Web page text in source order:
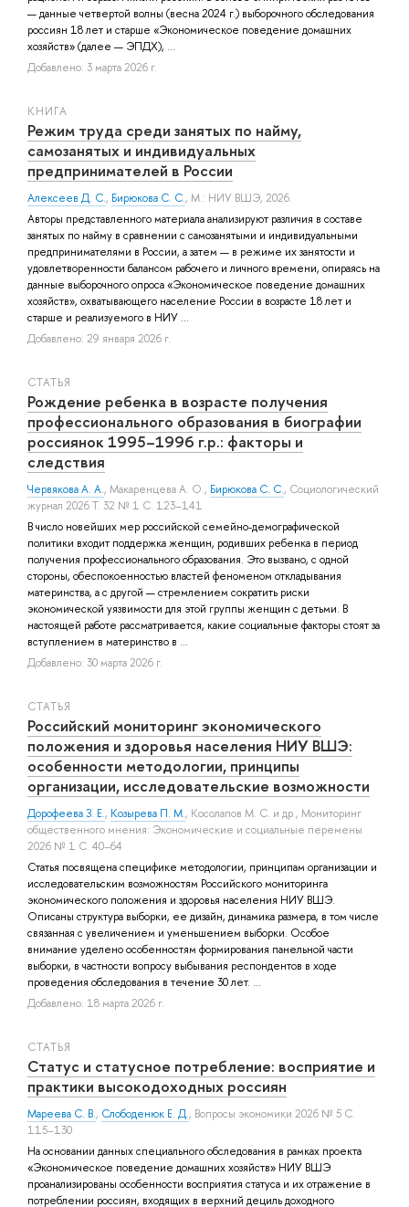
— данные четвертой волны (весна 2024 г.) выборочного обследования
россиян 18 лет и старше «Экономическое поведение домашних
хозяйств» (далее — ЭПДХ), ...
Добавлено: 3 марта 2026 г.
КНИГА
Режим труда среди занятых по найму,
самозанятых и индивидуальных
предпринимателей в России
Алексеев Д. С., Бирюкова С. С., М.: НИУ ВШЭ, 2026.
Авторы представленного материала анализируют различия в составе
занятых по найму в сравнении с самозанятыми и индивидуальными
предпринимателями в России, а затем — в режиме их занятости и
удовлетворенности балансом рабочего и личного времени, опираясь на
данные выборочного опроса «Экономическое поведение домашних
хозяйств», охватывающего население России в возрасте 18 лет и
старше и реализуемого в НИУ ...
Добавлено: 29 января 2026 г.
СТАТЬЯ
Рождение ребенка в возрасте получения
профессионального образования в биографии
россиянок 1995–1996 г.р.: факторы и
следствия
Червякова А. А., Макаренцева А. О., Бирюкова С. С., Социологический
журнал 2026 Т. 32 № 1 С. 123–141
В число новейших мер российской семейно-демографической
политики входит поддержка женщин, родивших ребенка в период
получения профессионального образования. Это вызвано, с одной
стороны, обеспокоенностью властей феноменом откладывания
материнства, а с другой — стремлением сократить риски
экономической уязвимости для этой группы женщин с детьми. В
настоящей работе рассматривается, какие социальные факторы стоят за
вступлением в материнство в ...
Добавлено: 30 марта 2026 г.
СТАТЬЯ
Российский мониторинг экономического
положения и здоровья населения НИУ ВШЭ:
особенности методологии, принципы
организации, исследовательские возможности
Дорофеева З. Е., Козырева П. М., Косолапов М. С. и др., Мониторинг
общественного мнения: Экономические и социальные перемены
2026 № 1 С. 40–64
Статья посвящена специфике методологии, принципам организации и
исследовательским возможностям Российского мониторинга
экономического положения и здоровья населения НИУ ВШЭ.
Описаны структура выборки, ее дизайн, динамика размера, в том числе
связанная с увеличением и уменьшением выборки. Особое
внимание уделено особенностям формирования панельной части
выборки, в частности вопросу выбывания респондентов в ходе
проведения обследования в течение 30 лет. ...
Добавлено: 18 марта 2026 г.
СТАТЬЯ
Статус и статусное потребление: восприятие и
практики высокодоходных россиян
Мареева С. В., Слободенюк Е. Д., Вопросы экономики 2026 № 5 С.
115–130
На основании данных специального обследования в рамках проекта
«Экономическое поведение домашних хозяйств» НИУ ВШЭ
проанализированы особенности восприятия статуса и их отражение в
потреблении россиян, входящих в верхний дециль доходного